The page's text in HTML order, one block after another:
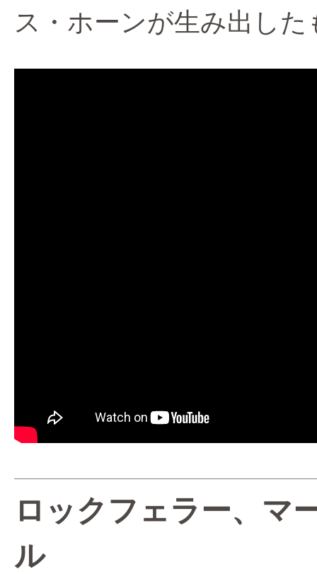
ス・ホーンが生み出し
ロックフェラー、マ
ル